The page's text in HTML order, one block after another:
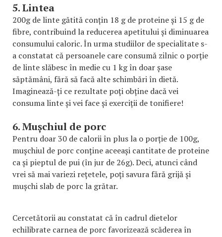
5. Lintea
200g de linte gătită conțin 18 g de proteine și 15 g de
fibre, contribuind la reducerea apetitului și diminuarea
consumului caloric. În urma studiilor de specialitate s-
a constatat că persoanele care consumă zilnic o porție
de linte slăbesc în medie cu 1 kg în doar șase
săptămâni, fără să facă alte schimbări în dietă.
Imaginează-ți ce rezultate poți obține dacă vei
consuma linte și vei face și exerciții de tonifiere!
6. Mușchiul de porc
Pentru doar 30 de calorii în plus la o porție de 100g,
mușchiul de porc conține aceeași cantitate de proteine
ca și pieptul de pui (în jur de 26g). Deci, atunci când
vrei să mai variezi rețetele, poți savura fără grijă și
mușchi slab de porc la grătar.
Cercetătorii au constatat că în cadrul dietelor
echilibrate carnea de porc favorizează scăderea în